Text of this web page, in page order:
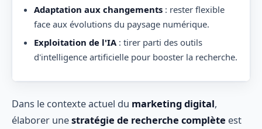
Adaptation aux changements: rester flexible
face aux évolutions du paysage numérique.
Exploitation de l'IA: tirer parti des outils
d'intelligence artificielle pour booster la recherche.
Dans le contexte actuel du marketing digital,
élaborer unestratégie de recherche complète est